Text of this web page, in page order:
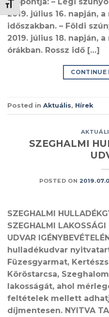
BETŰMÉRET VÁLTÁSA
2019. július 16. napján,
időszakban. – Földi
2019. július 18. napján,
órákban. Rossz idő […]
CONTINUE
Posted in Aktuális, Hírek
SZEGHALMI
POSTED ON
SZEGHALMI
SZEGHALMI
UDVAR
hulladékudvar
Füzesgyarmat,
Köröstarcsa,
lakosságát, ahol
feltételek mellett
díjmentesen. NYITVA